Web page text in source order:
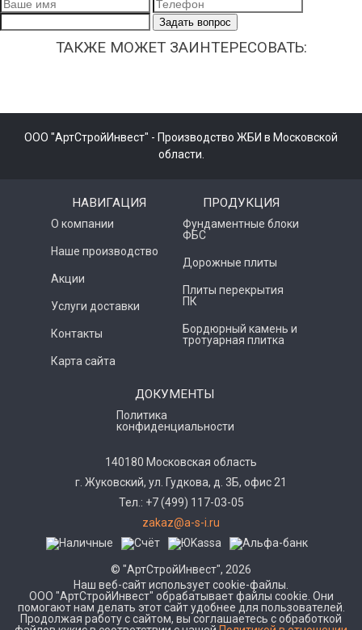
Задать вопрос
ТАКЖЕ МОЖЕТ ЗАИНТЕРЕСОВАТЬ:
ООО "АртСтройИнвест" - Производство ЖБИ в Московской
области.
НАВИГАЦИЯ
О компании
Наше производство
Акции
Услуги доставки
Контакты
Карта сайта
ПРОДУКЦИЯ
Фундаментные блоки
ФБС
Дорожные плиты
Плиты перекрытия
ПК
Бордюрный камень и
тротуарная плитка
ДОКУМЕНТЫ
Политика
конфиденциальности
140180 Московская область
г. Жуковский, ул. Гудкова, д. 3Б, офис 21
Тел.: +7 (499) 117-03-05
zakaz@a-s-i.ru
© "АртСтройИнвест", 2026
Наш веб-сайт использует cookie-файлы.
ООО "АртСтройИнвест" обрабатывает файлы cookie. Они
помогают нам делать этот сайт удобнее для пользователей.
Продолжая работу с сайтом, вы соглашаетесь с обработкой